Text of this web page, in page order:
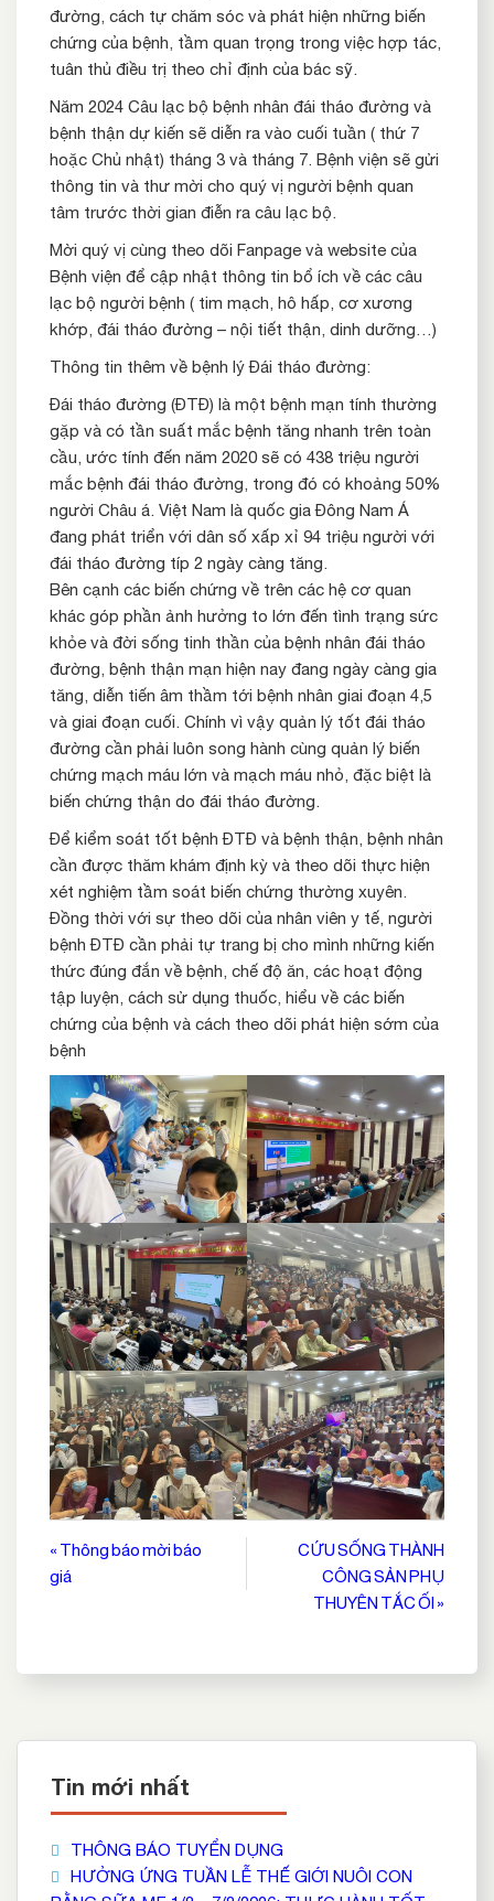
đường, cách tự chăm sóc và phát hiện những biến
chứng của bệnh, tầm quan trọng trong việc hợp tác,
tuân thủ điều trị theo chỉ định của bác sỹ.
Năm 2024 Câu lạc bộ bệnh nhân đái tháo đường và
bệnh thận dự kiến sẽ diễn ra vào cuối tuần ( thứ 7
hoặc Chủ nhật) tháng 3 và tháng 7. Bệnh viện sẽ gửi
thông tin và thư mời cho quý vị người bệnh quan
tâm trước thời gian điễn ra câu lạc bộ.
Mời quý vị cùng theo dõi Fanpage và website của
Bệnh viện để cập nhật thông tin bổ ích về các câu
lạc bộ người bệnh ( tim mạch, hô hấp, cơ xương
khớp, đái tháo đường – nội tiết thận, dinh dưỡng…)
Thông tin thêm về bệnh lý Đái tháo đường:
Đái tháo đường (ĐTĐ) là một bệnh mạn tính thường
gặp và có tần suất mắc bệnh tăng nhanh trên toàn
cầu, ước tính đến năm 2020 sẽ có 438 triệu người
mắc bệnh đái tháo đường, trong đó có khoảng 50%
người Châu á. Việt Nam là quốc gia Đông Nam Á
đang phát triển với dân số xấp xỉ 94 triệu người với
đái tháo đường típ 2 ngày càng tăng.
Bên cạnh các biến chứng về trên các hệ cơ quan
khác góp phần ảnh hưởng to lớn đến tình trạng sức
khỏe và đời sống tinh thần của bệnh nhân đái tháo
đường, bệnh thận mạn hiện nay đang ngày càng gia
tăng, diễn tiến âm thầm tới bệnh nhân giai đoạn 4,5
và giai đoạn cuối. Chính vì vậy quản lý tốt đái tháo
đường cần phải luôn song hành cùng quản lý biến
chứng mạch máu lớn và mạch máu nhỏ, đặc biệt là
biến chứng thận do đái tháo đường.
Để kiểm soát tốt bệnh ĐTĐ và bệnh thận, bệnh nhân
cần được thăm khám định kỳ và theo dõi thực hiện
xét nghiệm tầm soát biến chứng thường xuyên.
Đồng thời với sự theo dõi của nhân viên y tế, người
bệnh ĐTĐ cần phải tự trang bị cho mình những kiến
thức đúng đắn về bệnh, chế độ ăn, các hoạt động
tập luyện, cách sử dụng thuốc, hiểu về các biến
chứng của bệnh và cách theo dõi phát hiện sớm của
bệnh
Điều
hướng
« Thông báo mời báo
giá
CỨU SỐNG THÀNH
CÔNG SẢN PHỤ
THUYÊN TẮC ỐI »
Tin mới nhất
THÔNG BÁO TUYỂN DỤNG
HƯỞNG ỨNG TUẦN LỄ THẾ GIỚI NUÔI CON